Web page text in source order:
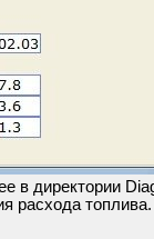
в директории
расхода топлива.